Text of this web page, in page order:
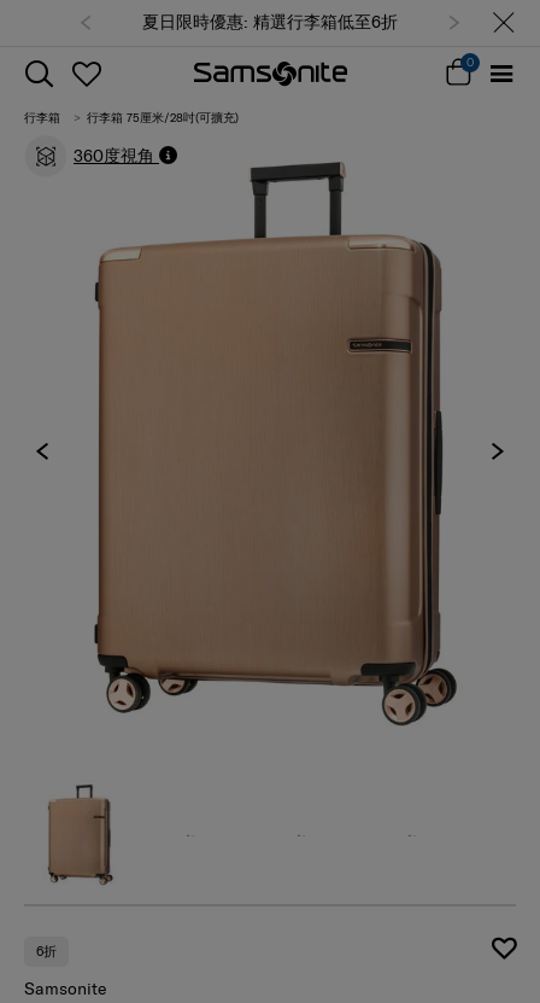
夏日限時優惠: 精選行李箱低至6折
0
行李箱 行李箱 75厘米/28吋(可擴充)
360度視角
6折
Samsonite